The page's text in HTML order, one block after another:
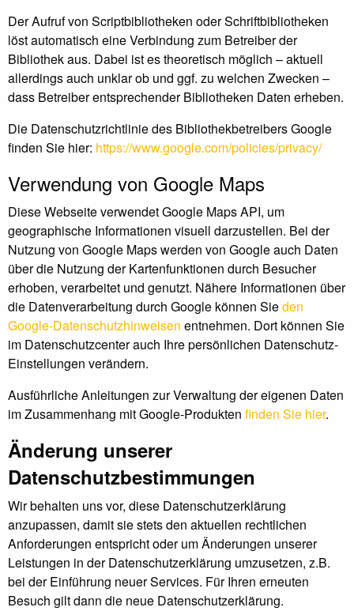
Der Aufruf von Scriptbibliotheken oder Schriftbibliotheken
löst automatisch eine Verbindung zum Betreiber der
Bibliothek aus. Dabei ist es theoretisch möglich – aktuell
allerdings auch unklar ob und ggf. zu welchen Zwecken –
dass Betreiber entsprechender Bibliotheken Daten erheben.
Die Datenschutzrichtlinie des Bibliothekbetreibers Google
finden Sie hier: https://www.google.com/policies/privacy/
Verwendung von Google Maps
Diese Webseite verwendet Google Maps API, um
geographische Informationen visuell darzustellen. Bei der
Nutzung von Google Maps werden von Google auch Daten
über die Nutzung der Kartenfunktionen durch Besucher
erhoben, verarbeitet und genutzt. Nähere Informationen über
die Datenverarbeitung durch Google können Sieden
Google-Datenschutzhinweisen entnehmen. Dort können Sie
im Datenschutzcenter auch Ihre persönlichen Datenschutz-
Einstellungen verändern.
Ausführliche Anleitungen zur Verwaltung der eigenen Daten
im Zusammenhang mit Google-Produkten finden Sie hier.
Änderung unserer
Datenschutzbestimmungen
Wir behalten uns vor, diese Datenschutzerklärung
anzupassen, damit sie stets den aktuellen rechtlichen
Anforderungen entspricht oder um Änderungen unserer
Leistungen in der Datenschutzerklärung umzusetzen, z.B.
bei der Einführung neuer Services. Für Ihren erneuten
Besuch gilt dann die neue Datenschutzerklärung.